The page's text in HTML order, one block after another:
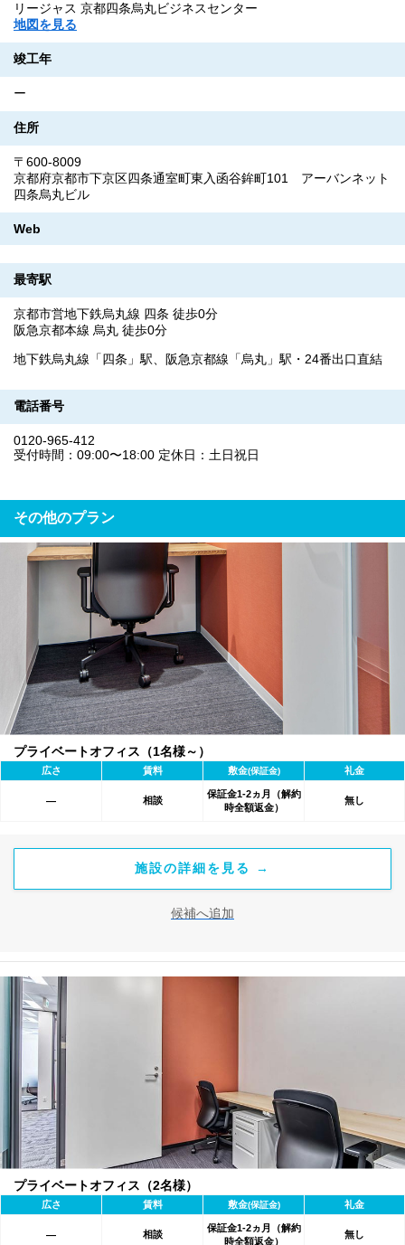
リージャス 京都四条烏丸ビジネスセンター
地図を見る
竣工年
ー
住所
〒600-8009
京都府京都市下京区四条通室町東入函谷鉾町101 アーバンネット
四条烏丸ビル
Web
最寄駅
京都市営地下鉄烏丸線 四条 徒歩0分
阪急京都本線 烏丸 徒歩0分
地下鉄烏丸線「四条」駅、阪急京都線「烏丸」駅・24番出口直結
電話番号
0120-965-412
受付時間：09:00〜18:00 定休日：土日祝日
その他のプラン
プライベートオフィス（1名様～）
広さ 賃料 敷金(保証金) 礼金
― 相談
保証金1-2ヵ月（解約
時全額返金）
無し
施設の詳細を見る →
候補へ追加
プライベートオフィス（2名様）
広さ 賃料 敷金(保証金) 礼金
― 相談
保証金1-2ヵ月（解約
時全額返金）
無し